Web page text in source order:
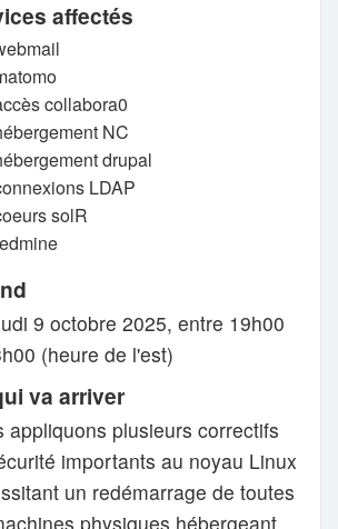
affectés
collabora0
NC
drupal
LDAP
solR
9 octobre 2025, entre 19h00
(heure de l'est)
va arriver
appliquons plusieurs correctifs
importants au noyau Linux
un redémarrage de toutes
physiques hébergeant